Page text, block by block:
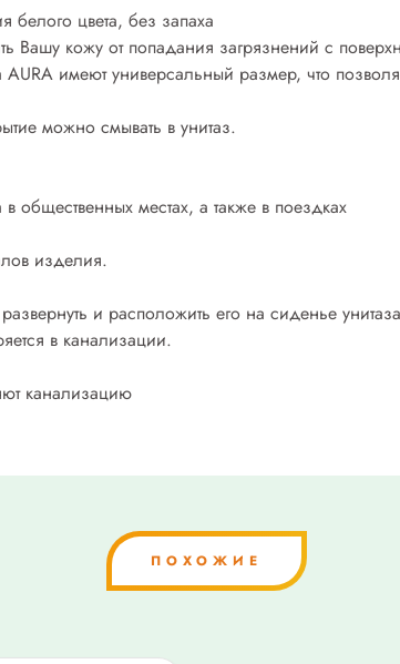
цвета, без запаха
Вашу кожу от попадания загрязнений с
имеют универсальный размер, что
можно смывать в унитаз.
общественных местах, а также в поездках
изделия.
и расположить его на сиденье
в канализации.
канализацию
ПОХОЖИЕ